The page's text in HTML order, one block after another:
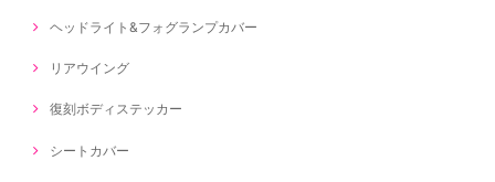
ヘッドライト&フォグランプカバー
リアウイング
復刻ボディステッカー
シートカバー